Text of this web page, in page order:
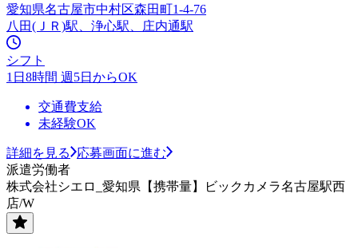
愛知県名古屋市中村区森田町1-4-76
八田(ＪＲ)駅、浄心駅、庄内通駅
シフト
1日8時間 週5日からOK
交通費支給
未経験OK
詳細を見る
応募画面に進む
派遣労働者
株式会社シエロ_愛知県【携帯量】ビックカメラ名古屋駅西
店/W